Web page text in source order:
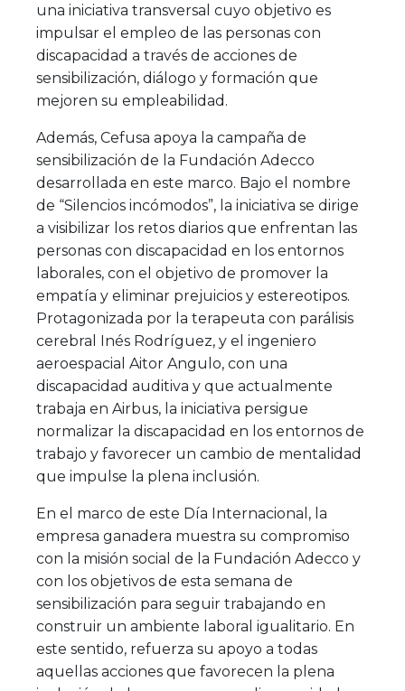
una iniciativa transversal cuyo objetivo es
impulsar el empleo de las personas con
discapacidad a través de acciones de
sensibilización, diálogo y formación que
mejoren su empleabilidad.
Además, Cefusa apoya la campaña de
sensibilización de la Fundación Adecco
desarrollada en este marco. Bajo el nombre
de “Silencios incómodos”, la iniciativa se dirige
a visibilizar los retos diarios que enfrentan las
personas con discapacidad en los entornos
laborales, con el objetivo de promover la
empatía y eliminar prejuicios y estereotipos.
Protagonizada por la terapeuta con parálisis
cerebral Inés Rodríguez, y el ingeniero
aeroespacial Aitor Angulo, con una
discapacidad auditiva y que actualmente
trabaja en Airbus, la iniciativa persigue
normalizar la discapacidad en los entornos de
trabajo y favorecer un cambio de mentalidad
que impulse la plena inclusión.
En el marco de este Día Internacional, la
empresa ganadera muestra su compromiso
con la misión social de la Fundación Adecco y
con los objetivos de esta semana de
sensibilización para seguir trabajando en
construir un ambiente laboral igualitario. En
este sentido, refuerza su apoyo a todas
aquellas acciones que favorecen la plena